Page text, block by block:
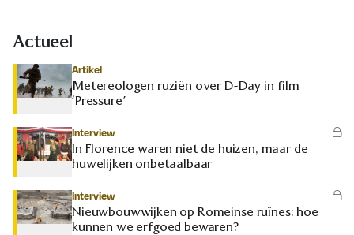
Actueel
Artikel
Metereologen ruziën over D-Day in film
‘Pressure’
Interview
In Florence waren niet de huizen, maar de
huwelijken onbetaalbaar
Interview
Nieuwbouwwijken op Romeinse ruïnes: hoe
kunnen we erfgoed bewaren?